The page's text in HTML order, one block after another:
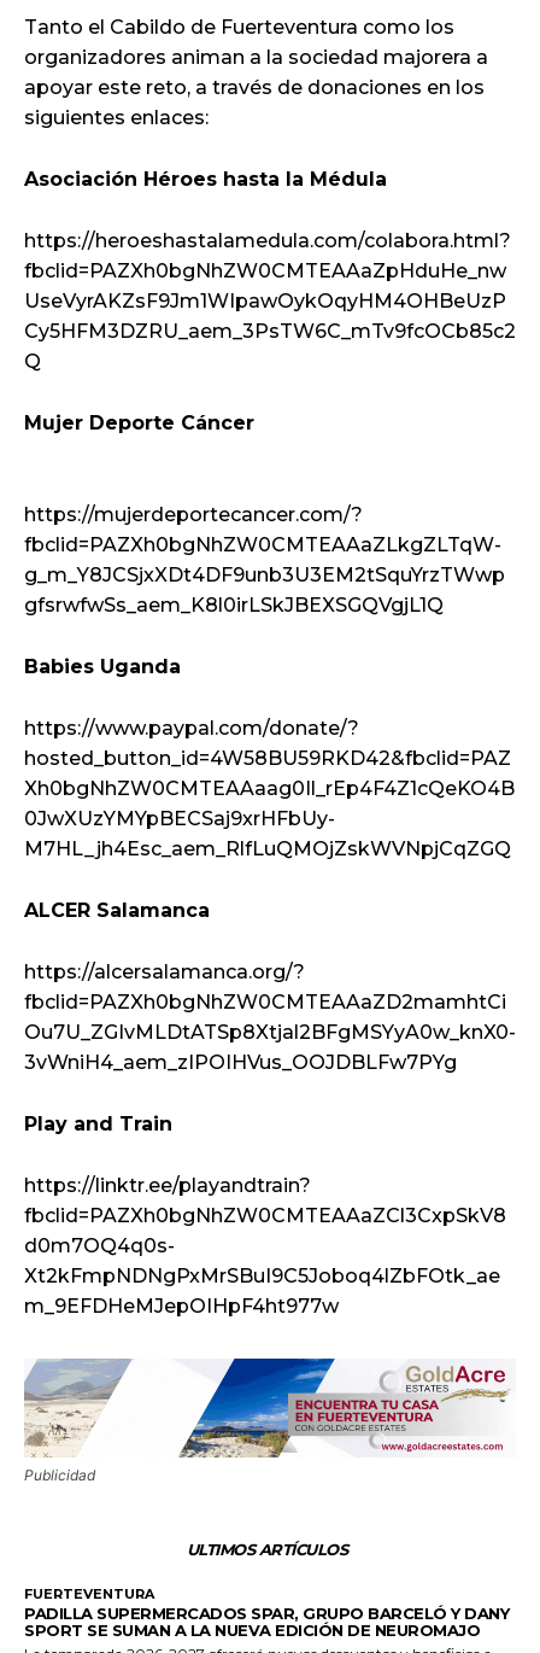
Tanto el Cabildo de Fuerteventura como los
organizadores animan a la sociedad majorera a
apoyar este reto, a través de donaciones en los
siguientes enlaces:
Asociación Héroes hasta la Médula
https://heroeshastalamedula.com/colabora.html?
fbclid=PAZXh0bgNhZW0CMTEAAaZpHduHe_nw
UseVyrAKZsF9Jm1WIpawOykOqyHM4OHBeUzP
Cy5HFM3DZRU_aem_3PsTW6C_mTv9fcOCb85c2
Q
Mujer Deporte Cáncer
https://mujerdeportecancer.com/?
fbclid=PAZXh0bgNhZW0CMTEAAaZLkgZLTqW-
g_m_Y8JCSjxXDt4DF9unb3U3EM2tSquYrzTWwp
gfsrwfwSs_aem_K8l0irLSkJBEXSGQVgjL1Q
Babies Uganda
https://www.paypal.com/donate/?
hosted_button_id=4W58BU59RKD42&fbclid=PAZ
Xh0bgNhZW0CMTEAAaag0Il_rEp4F4Z1cQeKO4B
0JwXUzYMYpBECSaj9xrHFbUy-
M7HL_jh4Esc_aem_RlfLuQMOjZskWVNpjCqZGQ
ALCER Salamanca
https://alcersalamanca.org/?
fbclid=PAZXh0bgNhZW0CMTEAAaZD2mamhtCi
Ou7U_ZGIvMLDtATSp8Xtjal2BFgMSYyA0w_knX0-
3vWniH4_aem_zIPOIHVus_OOJDBLFw7PYg
Play and Train
https://linktr.ee/playandtrain?
fbclid=PAZXh0bgNhZW0CMTEAAaZCl3CxpSkV8
d0m7OQ4q0s-
Xt2kFmpNDNgPxMrSBuI9C5Joboq4lZbFOtk_ae
m_9EFDHeMJepOIHpF4ht977w
Publicidad
ULTIMOS ARTÍCULOS
FUERTEVENTURA
PADILLA SUPERMERCADOS SPAR, GRUPO BARCELÓ Y DANY
SPORT SE SUMAN A LA NUEVA EDICIÓN DE NEUROMAJO